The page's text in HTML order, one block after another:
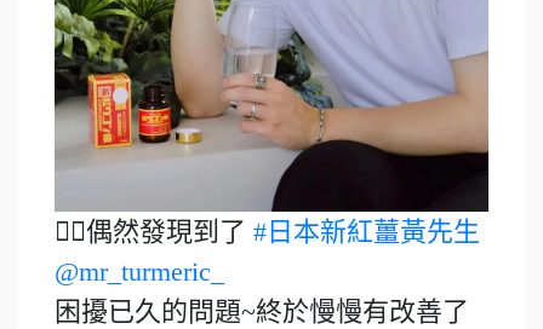
👉🏻偶然發現到了 #日本新紅薑黃先生
@mr_turmeric_
困擾已久的問題~終於慢慢有改善了